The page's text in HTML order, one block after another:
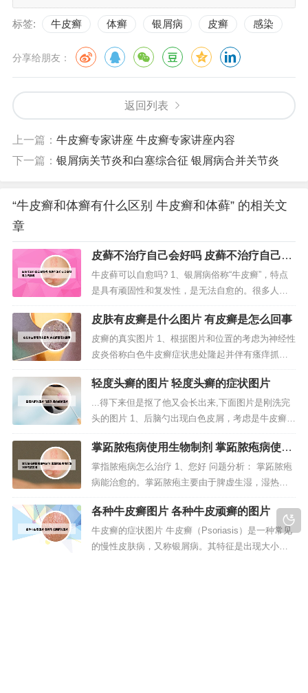
标签: 牛皮癣 体癣 银屑病 皮癣 感染
分享给朋友：
返回列表
上一篇： 牛皮癣专家讲座 牛皮癣专家讲座内容
下一篇： 银屑病关节炎和白塞综合征 银屑病合并关节炎
“牛皮癣和体癣有什么区别 牛皮癣和体藓” 的相关文
章
皮藓不治疗自己会好吗 皮藓不治疗自己会
好吗会传染吗
牛皮藓可以自愈吗? 1、银屑病俗称“牛皮癣”，特点
是具有顽固性和复发性，是无法自愈的。很多人以
为牛皮癣是小病，误以为可以随着年龄增长自愈，
但实际上是要及早治疗的。我女儿的腿部一开始长
了些红色丘疹，上面还覆有一层层白色鳞屑。2、牛
皮癣每天运动出汗能自愈吗1 牛皮癣每天运动出汗可
能会自愈。牛皮癣是常见的...
皮肤有皮癣是什么图片 有皮癣是怎么回事
皮癣的真实图片 1、根据图片和位置的考虑为神经性
皮炎俗称白色牛皮癣症状患处隆起并伴有瘙痒抓挠
会出现白色皮屑。足癣为足部的皮肤癣菌感染。多
见于成人，儿童少见。发病季节性明显，夏秋病
重，冬春病减。2、皮肤受损，真菌很容易入侵，或
是洗澡经常没有吹干，有的狗狗就是洗完澡后就立
马跑开了，家长也没有坚持擦干，长...
轻度头癣的图片 轻度头癣的症状图片
...得下来但是抠了他又会长出来,下面图片是刚洗完
头的图片 1、后脑勺出现白色皮屑，考虑是牛皮癣，
头癣，脂溢性皮炎等，建议及时挂皮肤科就诊，使
用杀菌消炎的药物治疗，注意个人卫生，避免吃辛
辣刺激性食物，不要使用刺激性染发剂。2、天天洗
头没问题，只要不让头发洗得太干就可以了。一般
中性发质约2到3天洗一次...
掌跖脓疱病使用生物制剂 掌跖脓疱病使用
生物制剂有用吗
掌指脓疱病怎么治疗 1、您好 问题分析： 掌跖脓疱
病能治愈的。掌跖脓疱主要由于脾虚生湿，湿热内
蕴，或外感湿热邪毒，以致邪毒循经外越蕴于掌跖
而发。 指导建议：治疗以消炎抗病毒为主，例如口
服泛昔洛韦片、万乃洛韦、强的松或涂阿昔洛韦软
膏治疗。2、【临床治疗】 目前治疗掌跖脓疱病的方
各种牛皮癣图片 各种牛皮顽癣的图片
牛皮癣的症状图片 牛皮癣（Psoriasis）是一种常见
的慢性皮肤病，又称银屑病。其特征是出现大小不